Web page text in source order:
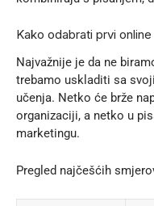
Kako odabrati prvi
Najvažnije je da ne
trebamo uskladiti sa
učenja. Netko će brže
organizaciji, a netko u
marketingu.
Pregled najčešćih